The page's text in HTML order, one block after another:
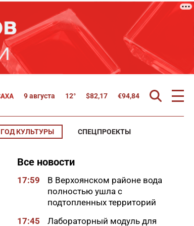
9 августа 12° $82,17 €94,84
ГОД КУЛЬТУРЫ СПЕЦПРОЕКТЫ
Все новости
17:59
В Верхоянском районе вода
полностью ушла с
подтопленных территорий
17:45
Лабораторный модуль для